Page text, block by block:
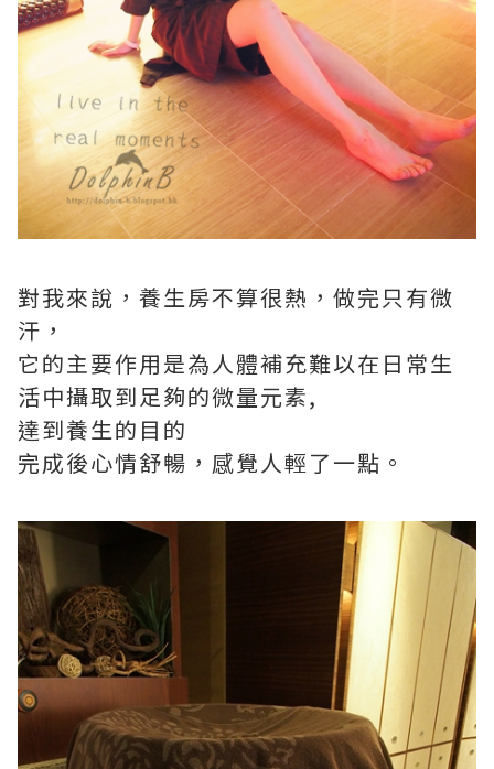
對我來說，養生房不算很熱，做完只有微
汗，
它的主要作用是為人體補充難以在日常生
活中攝取到足夠的微量元素,
達到養生的目的
完成後心情舒暢，感覺人輕了一點。